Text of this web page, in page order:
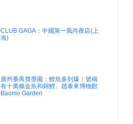
CLUB GAGA：中國第一風尚夜店(上
海)
廣州番禺寶墨園：鯉魚多到爆！號稱
有十萬條金魚和錦鯉。趙泰來博物館
Baomo Garden